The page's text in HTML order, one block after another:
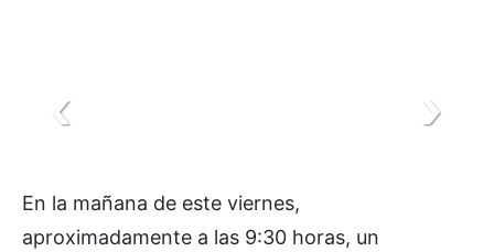
En la mañana de este viernes,
aproximadamente a las 9:30 horas, un